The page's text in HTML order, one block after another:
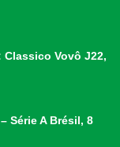
Vovô J22,
Série A Brésil, 8